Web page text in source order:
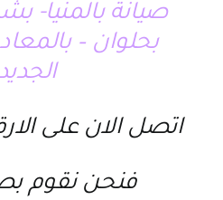
صيانة بالمنيا-
بحلوان –
اتصل الان على
فنحن نقوم ب